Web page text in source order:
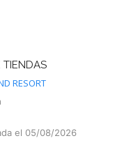
TIENDAS
RESORT
el 05/08/2026